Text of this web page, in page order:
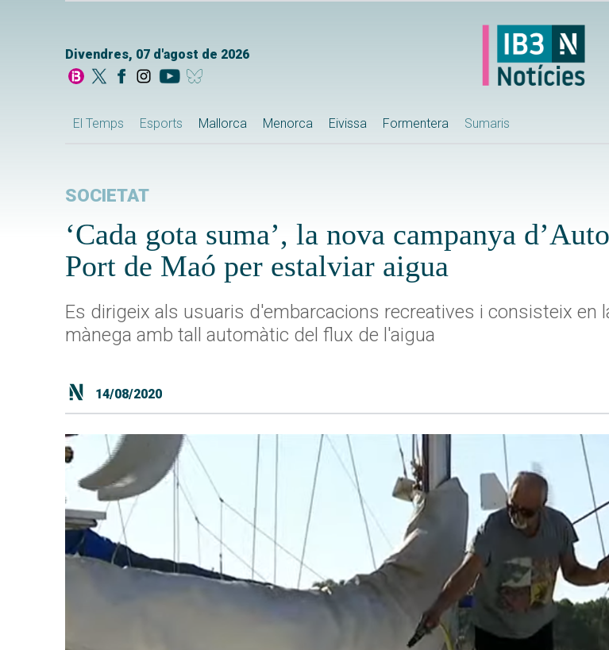
Divendres, 07 d'agost de 2026
El Temps Esports Mallorca Menorca Eivissa Formentera Sumaris
SOCIETAT
‘Cada gota suma’, la nova campanya
Port de Maó per estalviar aigua
Es dirigeix als usuaris d'embarcacions recreatives i consisteix en
mànega amb tall automàtic del flux de l'aigua
14/08/2020